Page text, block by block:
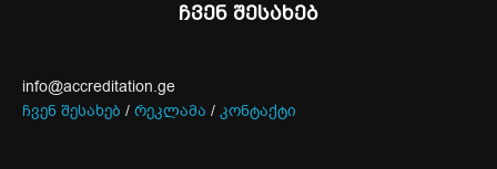
ჩვენ შესახებ
info@accreditation.ge
ჩვენ შესახებ / რეკლამა / კონტაქტი